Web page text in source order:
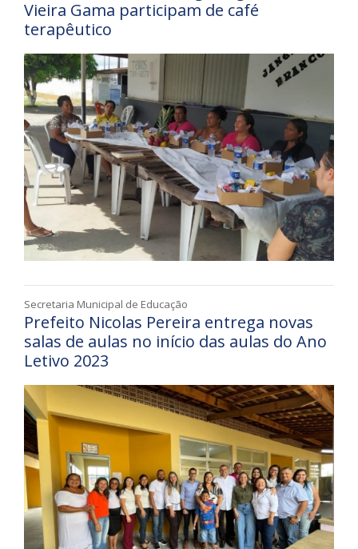
Vieira Gama participam de café
terapêutico
Secretaria Municipal de Educação
Prefeito Nicolas Pereira entrega novas
salas de aulas no início das aulas do Ano
Letivo 2023